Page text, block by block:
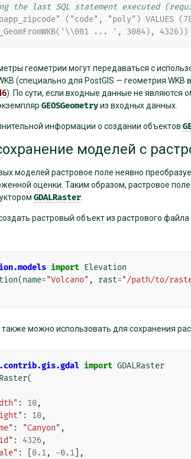
the last SQL statement executed
("code", "poly") VALUES
... ', 3084), 4326))
геометрии могут передаваться с
(специально для PostGIS — геометрия
). По сути, если входные данные не являются
GEOSGeometryиз входных данных.
информации о создании объектов
моделей с
моделей растровое поле неявно
оценки. Таким образом, растровое
GDALRaster
растровый объект из растрового файла
import Elevation
(name="Volcano" , rast="/path/to/
также можно использовать для сохранения
import GDALRaster
(
: 10,
: 10,
: "Canyon" ,
: 4326,
: 0.1, -0.1 ],